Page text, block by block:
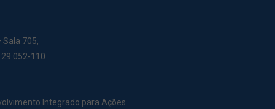
Sala 705,
110
Integrado para Ações